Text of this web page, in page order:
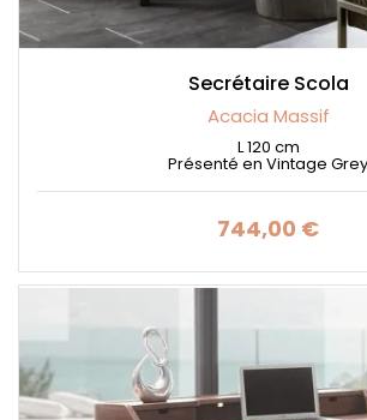
Secrétaire Scola
Acacia Massif
L 120 cm
Présenté en Vintage Grey
Prix
744,00 €